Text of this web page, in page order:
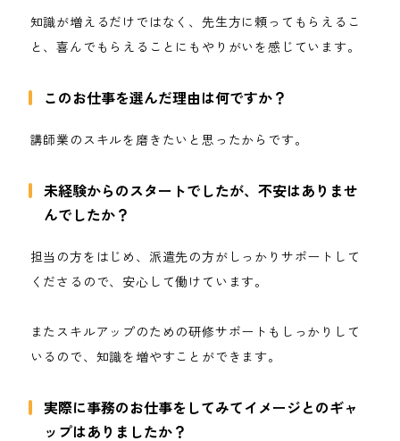
知識が増えるだけではなく、先生方に頼ってもらえるこ
と、喜んでもらえることにもやりがいを感じています。
このお仕事を選んだ理由は何ですか？
講師業のスキルを磨きたいと思ったからです。
未経験からのスタートでしたが、不安はありませ
んでしたか？
担当の方をはじめ、派遣先の方がしっかりサポートして
くださるので、安心して働けています。
またスキルアップのための研修サポートもしっかりして
いるので、知識を増やすことができます。
実際に事務のお仕事をしてみてイメージとのギャ
ップはありましたか？